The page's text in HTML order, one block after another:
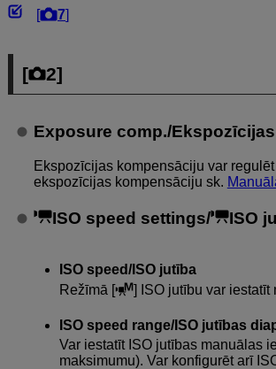
[ 7]
[ 2]
Exposure comp./
Ekspozīcijas kompensāciju var
ekspozīcijas kompensāciju sk.
ISO speed settings/ ISO
ISO speed/ISO jutība
Režīmā [
] ISO jutību var iestatīt
ISO speed range/ISO jutības
Var iestatīt ISO jutības manuālas
maksimumu). Var konfigurēt arī